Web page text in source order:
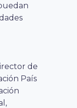
de
País